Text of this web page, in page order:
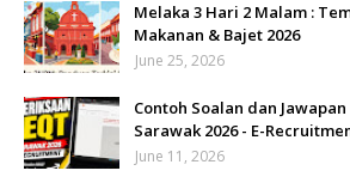
Melaka 3 Hari 2 Malam :
Makanan & Bajet 2026
June 25, 2026
Contoh Soalan dan Jawapan
Sarawak 2026 - E-
June 11, 2026